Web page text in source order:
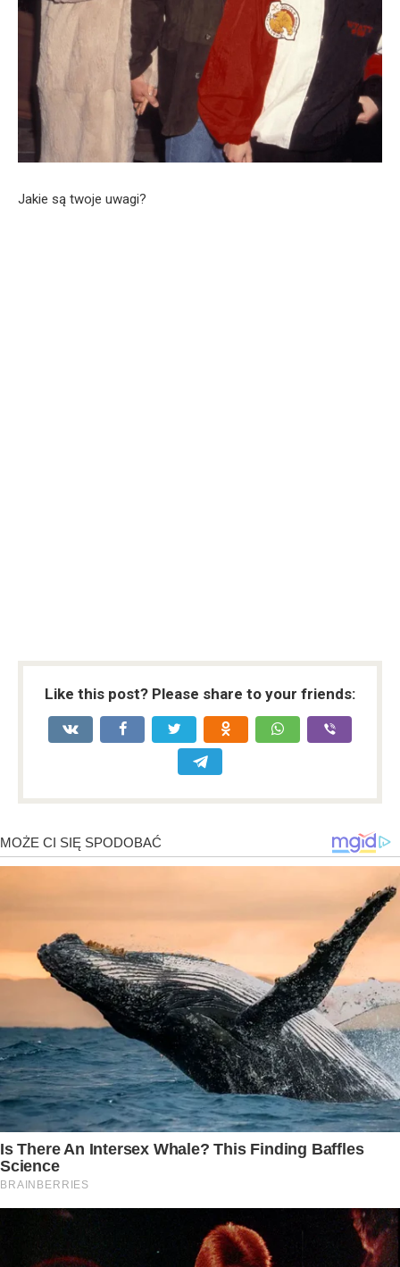
Jakie są twoje uwagi?
Like this post? Please share to your friends: